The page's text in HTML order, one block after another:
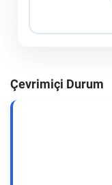
Çevrimiçi Durum